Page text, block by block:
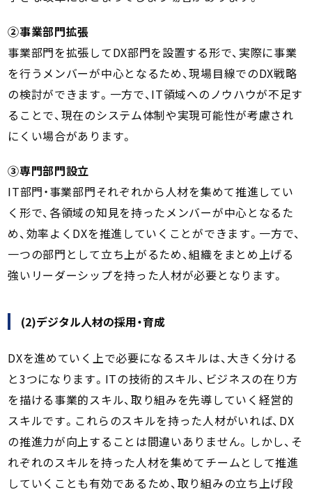
②事業部門拡張
事業部門を拡張してDX部門を設置する形で、実際に事業
を行うメンバーが中心となるため、現場目線でのDX戦略
の検討ができます。一方で、IT領域へのノウハウが不足す
ることで、現在のシステム体制や実現可能性が考慮され
にくい場合があります。
③専門部門設立
IT部門・事業部門それぞれから人材を集めて推進してい
く形で、各領域の知見を持ったメンバーが中心となるた
め、効率よくDXを推進していくことができます。一方で、
一つの部門として立ち上がるため、組織をまとめ上げる
強いリーダーシップを持った人材が必要となります。
(2)デジタル人材の採用・育成
DXを進めていく上で必要になるスキルは、大きく分ける
と3つになります。ITの技術的スキル、ビジネスの在り方
を描ける事業的スキル、取り組みを先導していく経営的
スキルです。これらのスキルを持った人材がいれば、DX
の推進力が向上することは間違いありません。しかし、そ
れぞれのスキルを持った人材を集めてチームとして推進
していくことも有効であるため、取り組みの立ち上げ段